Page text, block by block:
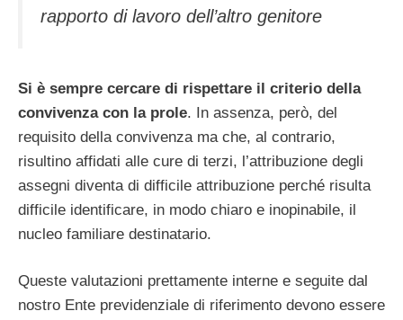
rapporto di lavoro dell’altro genitore
Si è sempre cercare di rispettare il criterio della
convivenza con la prole. In assenza, però, del
requisito della convivenza ma che, al contrario,
risultino affidati alle cure di terzi, l’attribuzione degli
assegni diventa di difficile attribuzione perché risulta
difficile identificare, in modo chiaro e inopinabile, il
nucleo familiare destinatario.
Queste valutazioni prettamente interne e seguite dal
nostro Ente previdenziale di riferimento devono essere